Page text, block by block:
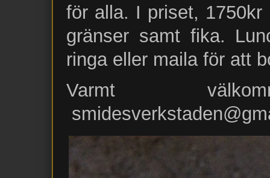
för alla. I priset,
gränser samt fika.
ringa eller maila för att
Varmt